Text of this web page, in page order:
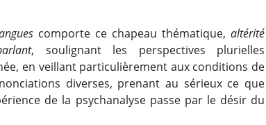
comporte ce chapeau thématique, altérité
, soulignant les perspectives plurielles
en veillant particulièrement aux conditions de
diverses, prenant au sérieux ce que
de la psychanalyse passe par le désir du